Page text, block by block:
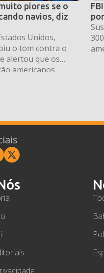
piores se o
navios, diz
Unidos,
o tom contra o
alertou que os
americanos
foi feito